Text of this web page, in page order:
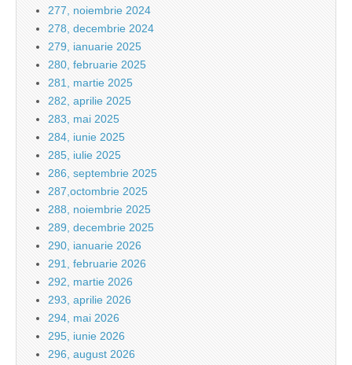
277, noiembrie 2024
278, decembrie 2024
279, ianuarie 2025
280, februarie 2025
281, martie 2025
282, aprilie 2025
283, mai 2025
284, iunie 2025
285, iulie 2025
286, septembrie 2025
287,octombrie 2025
288, noiembrie 2025
289, decembrie 2025
290, ianuarie 2026
291, februarie 2026
292, martie 2026
293, aprilie 2026
294, mai 2026
295, iunie 2026
296, august 2026